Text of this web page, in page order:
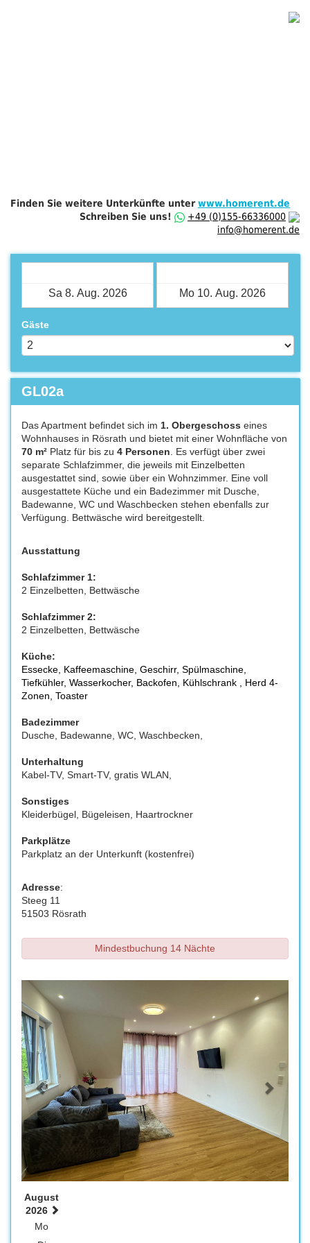
Finden Sie weitere Unterkünfte unterwww.homerent.de
Schreiben Sie uns!
+49 (0)155-66336000
info@homerent.de
Gäste
GL02a
Das Apartment befindet sich im 1. Obergeschoss eines
Wohnhauses in Rösrath und bietet mit einer Wohnfläche von
70 m² Platz für bis zu 4 Personen . Es verfügt über zwei
separate Schlafzimmer, die jeweils mit Einzelbetten
ausgestattet sind, sowie über ein Wohnzimmer. Eine voll
ausgestattete Küche und ein Badezimmer mit Dusche,
Badewanne, WC und Waschbecken stehen ebenfalls zur
Verfügung. Bettwäsche wird bereitgestellt.
Ausstattung
Schlafzimmer 1:
2 Einzelbetten, Bettwäsche
Schlafzimmer 2:
2 Einzelbetten, Bettwäsche
Küche:
Essecke, Kaffeemaschine, Geschirr, Spülmaschine,
Tiefkühler, Wasserkocher, Backofen, Kühlschrank , Herd 4-
Zonen, Toaster
Badezimmer
Dusche, Badewanne, WC, Waschbecken,
Unterhaltung
Kabel-TV, Smart-TV, gratis WLAN,
Sonstiges
Kleiderbügel, Bügeleisen, Haartrockner
Parkplätze
Parkplatz an der Unterkunft (kostenfrei)
Adresse:
Steeg 11
51503 Rösrath
Mindestbuchung 14 Nächte
Previous Next
August
2026
Mo